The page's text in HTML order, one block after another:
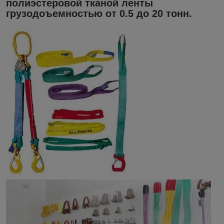
полиэстеровой тканой ленты
грузодоъемностью от 0.5 до 20 тонн.